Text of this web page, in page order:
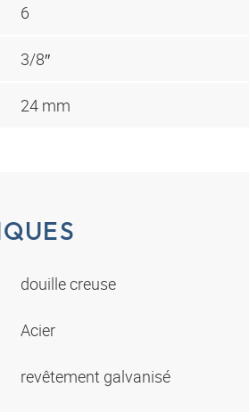
6
3/8″
24 mm
douille creuse
Acier
revêtement galvanisé